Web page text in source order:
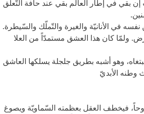
في إطار العالم بقي عند حافة التّعلّق
في الأنانيّة والغيرة والتّملّك والسّيطرة.
ولمّا كان هذا العشق مستمدّاً من العلا
وهو أشبه بطريق جلجلة يسلكها العاشق
وطنه الأبديّ
فيخطف العقل بعظمته السّماويّة ويصوغ